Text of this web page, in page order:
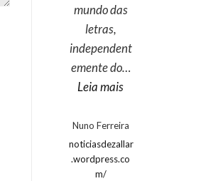
mundo das
letras,
independent
emente do…
Leia mais“Nuno Ferreira”
Nuno Ferreira
noticiasdezallar
.wordpress.co
m/